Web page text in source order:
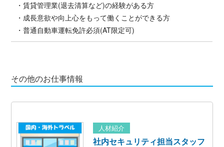
・賃貸管理業(退去清算など)の経験がある方
・成長意欲や向上心をもって働くことができる方
・普通自動車運転免許必須(AT限定可)
その他のお仕事情報
人材紹介
社内セキュリティ担当スタッフ